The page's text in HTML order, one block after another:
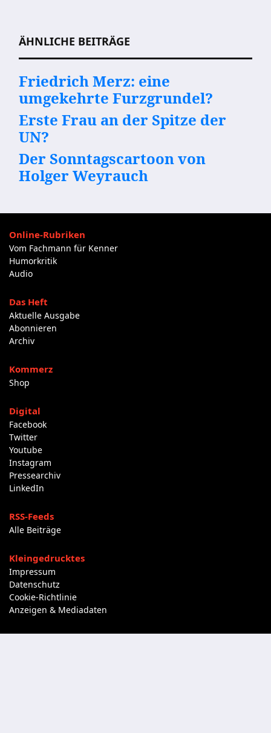
ÄHNLICHE BEITRÄGE
Friedrich Merz: eine
umgekehrte Furzgrundel?
Erste Frau an der Spitze der
UN?
Der Sonntagscartoon von
Holger Weyrauch
Online-Rubriken
Vom Fachmann für Kenner
Humorkritik
Audio
Das Heft
Aktuelle Ausgabe
Abonnieren
Archiv
Kommerz
Shop
Digital
Facebook
Twitter
Youtube
Instagram
Pressearchiv
LinkedIn
RSS-Feeds
Alle Beiträge
Kleingedrucktes
Impressum
Datenschutz
Cookie-Richtlinie
Anzeigen & Mediadaten